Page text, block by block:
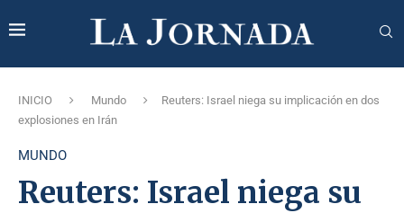
INICIO Mundo
Reuters: Israel niega su implicación en dos
explosiones en Irán
MUNDO
Reuters: Israel niega su